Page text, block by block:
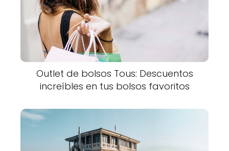
Outlet de bolsos Tous: Descuentos
increíbles en tus bolsos favoritos